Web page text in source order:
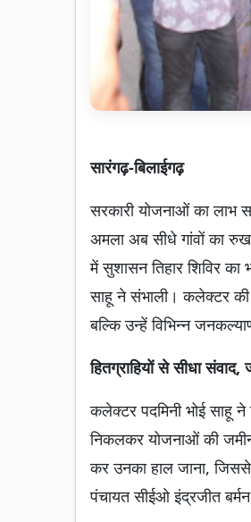
सारंगढ़-बिलाईगढ़
सरकारी योजनाओं का लाभ
अमला अब सीधे गांवों का
में सुशासन तिहार शिविर
साहू ने संभाली। कलेक्टर की
बल्कि उन्हें विभिन्न
हितग्राहियों से सीधा
कलेक्टर पदमिनी भोई साहू ने
निकलकर योजनाओं की
कर उनका हाल जाना, जिससे
पंचायत सीईओ इंद्रजीत